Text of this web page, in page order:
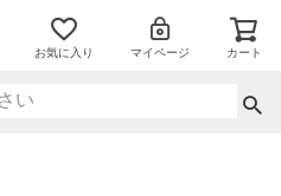
お気に入り マイページ カート